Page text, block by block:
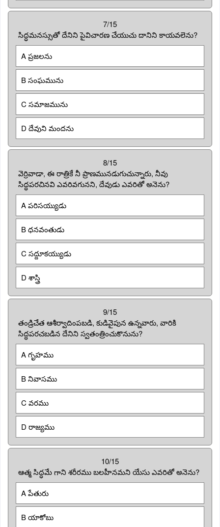
7/15
సిద్ధమనస్సుతో దేనిని పైవిచారణ చేయుచు దానిని కాయవలెను?
A ప్రజలను
B సంఘమును
C సమాజమును
D దేవుని మందను
8/15
వెర్రివాడా, ఈ రాత్రికే నీ ప్రాణమునడుగుచున్నారు, నీవు
సిద్ధపరచినవి ఎవరివగునని, దేవుడు ఎవరితో అనెను?
A పరిసయ్యుడు
B ధనవంతుడు
C సద్దూకయ్యుడు
D శాస్త్రి
9/15
తండ్రిచేత ఆశీర్వాదింపబడి, కుడివైపున ఉన్నవారు, వారికి
సిద్ధపరచబడిన దేనిని స్వతంత్రించుకొనును?
A గృహము
B నివాసము
C వరము
D రాజ్యము
10/15
ఆత్మ సిద్ధమే గాని శరీరము బలహీనమని యేసు ఎవరితో అనెను?
A పేతురు
B యాకోబు